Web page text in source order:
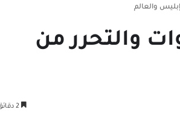
والعالم
والتحرر من